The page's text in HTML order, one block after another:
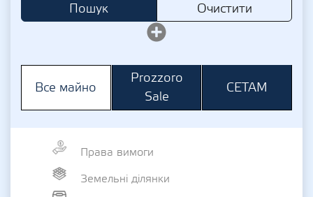
Пошук Очистити
Все майно
Prozzoro
Sale
СЕТАМ
Права вимоги
Земельні ділянки